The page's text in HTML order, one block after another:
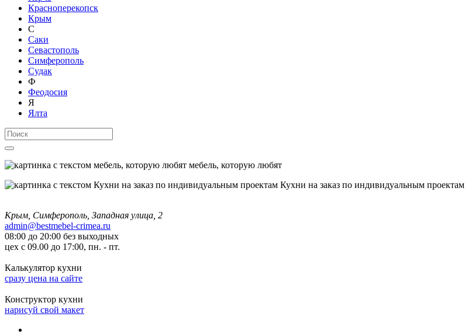
Красноперекопск
Крым
С
Саки
Севастополь
Симферополь
Судак
Ф
Феодосия
Я
Ялта
мебель, которую любят
Кухни на заказ по индивидуальным проектам
Крым, Симферополь, Западная улица, 2
admin@bestmebel-crimea.ru
08:00 до 20:00 без выходных
цех с 09.00 до 17:00, пн. - пт.
Калькулятор кухни
сразу цена на сайте
Конструктор кухни
нарисуй свой макет